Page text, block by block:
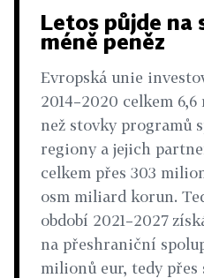
Letos půjde na
méně peněz
Evropská unie
2014–2020 celkem
než stovky programů
regiony a jejich
celkem přes 303
osm miliard korun.
období 2021–2027
na přeshraniční
milionů eur, tedy